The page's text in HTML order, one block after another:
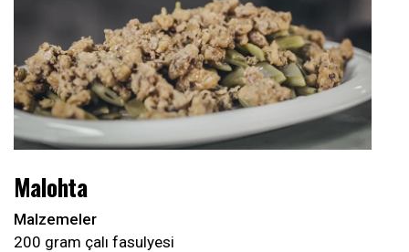
Malohta
Malzemeler
200 gram çalı fasulyesi